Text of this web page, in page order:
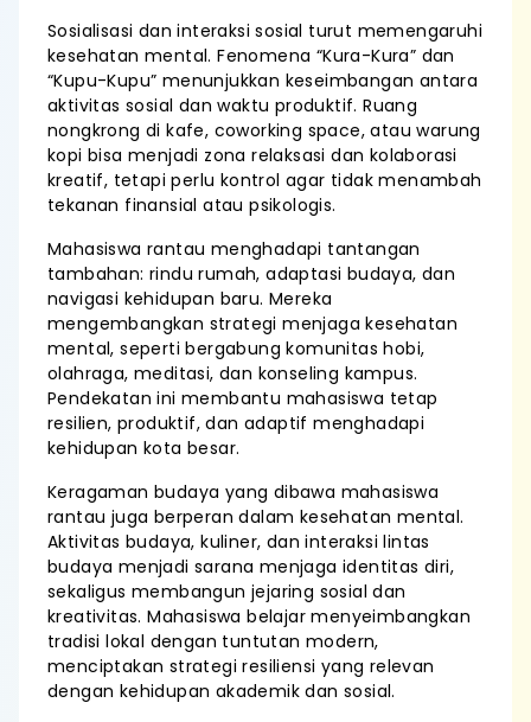
Sosialisasi dan interaksi sosial turut memengaruhi
kesehatan mental. Fenomena “Kura-Kura” dan
“Kupu-Kupu” menunjukkan keseimbangan antara
aktivitas sosial dan waktu produktif. Ruang
nongkrong di kafe, coworking space, atau warung
kopi bisa menjadi zona relaksasi dan kolaborasi
kreatif, tetapi perlu kontrol agar tidak menambah
tekanan finansial atau psikologis.
Mahasiswa rantau menghadapi tantangan
tambahan: rindu rumah, adaptasi budaya, dan
navigasi kehidupan baru. Mereka
mengembangkan strategi menjaga kesehatan
mental, seperti bergabung komunitas hobi,
olahraga, meditasi, dan konseling kampus.
Pendekatan ini membantu mahasiswa tetap
resilien, produktif, dan adaptif menghadapi
kehidupan kota besar.
Keragaman budaya yang dibawa mahasiswa
rantau juga berperan dalam kesehatan mental.
Aktivitas budaya, kuliner, dan interaksi lintas
budaya menjadi sarana menjaga identitas diri,
sekaligus membangun jejaring sosial dan
kreativitas. Mahasiswa belajar menyeimbangkan
tradisi lokal dengan tuntutan modern,
menciptakan strategi resiliensi yang relevan
dengan kehidupan akademik dan sosial.